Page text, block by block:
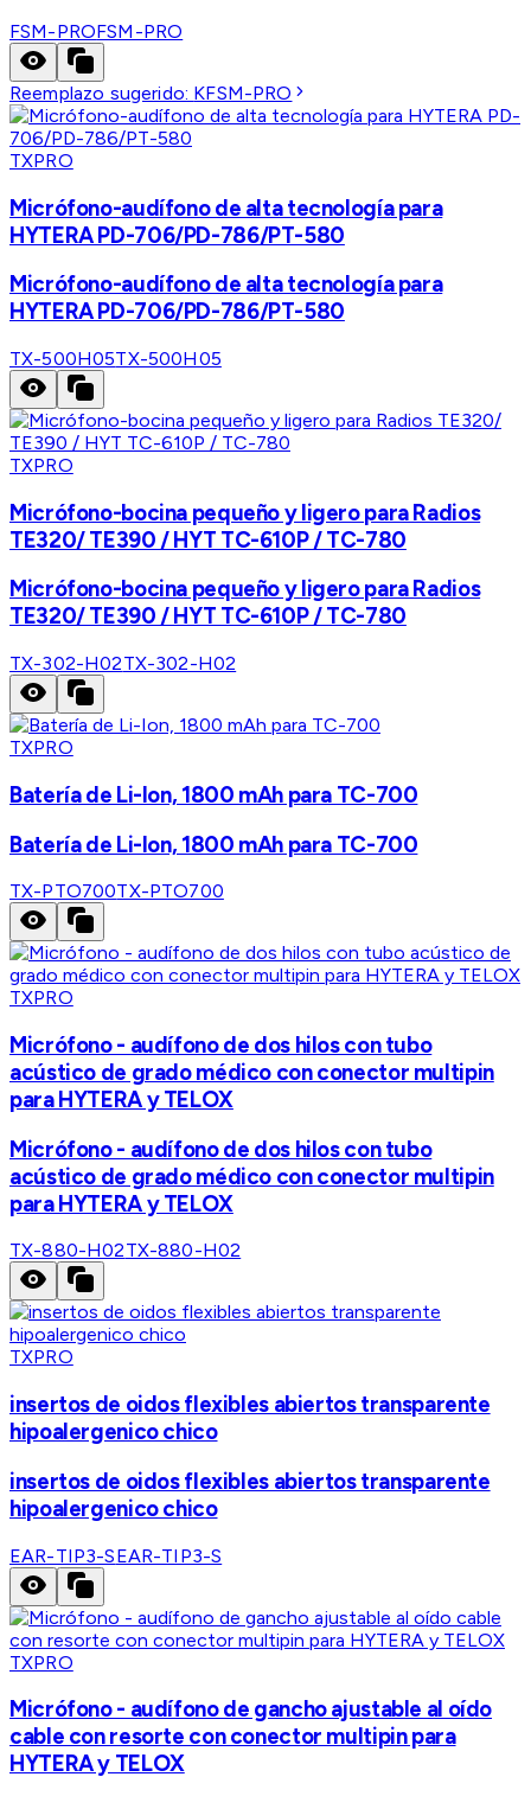
FSM-PROFSM-PRO
Reemplazo sugerido: KFSM-PRO
TXPRO
Micrófono-audífono de alta tecnología para
HYTERA PD-706/PD-786/PT-580
Micrófono-audífono de alta tecnología para
HYTERA PD-706/PD-786/PT-580
TX-500H05TX-500H05
TXPRO
Micrófono-bocina pequeño y ligero para Radios
TE320/ TE390 / HYT TC-610P / TC-780
Micrófono-bocina pequeño y ligero para Radios
TE320/ TE390 / HYT TC-610P / TC-780
TX-302-H02TX-302-H02
TXPRO
Batería de Li-Ion, 1800 mAh para TC-700
Batería de Li-Ion, 1800 mAh para TC-700
TX-PTO700TX-PTO700
TXPRO
Micrófono - audífono de dos hilos con tubo
acústico de grado médico con conector multipin
para HYTERA y TELOX
Micrófono - audífono de dos hilos con tubo
acústico de grado médico con conector multipin
para HYTERA y TELOX
TX-880-H02TX-880-H02
TXPRO
insertos de oidos flexibles abiertos transparente
hipoalergenico chico
insertos de oidos flexibles abiertos transparente
hipoalergenico chico
EAR-TIP3-SEAR-TIP3-S
TXPRO
Micrófono - audífono de gancho ajustable al oído
cable con resorte con conector multipin para
HYTERA y TELOX